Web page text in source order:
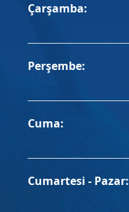
Çarşamba:
Perşembe:
Cuma:
Cumartesi - Pazar: